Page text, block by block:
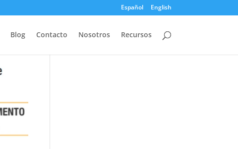
Español English
Blog Contacto Nosotros Recursos